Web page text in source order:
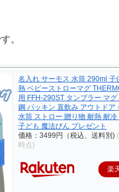
。
名入れ サーモス 水筒 290ml 子
熱 ベビーストローマグ
用 FFH-290ST タンブラー マ
鋼 パッキン 直飲み アウトドア
水筒 ストロー 贈り物 耐熱 耐
子ども 魔法びん プレゼント
価格：3499円（税込、送料別)
時点)
楽